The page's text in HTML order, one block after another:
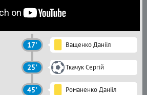
17' Ващенко Данііл
25' Ткачук Сергій
45' Романенко Данііл